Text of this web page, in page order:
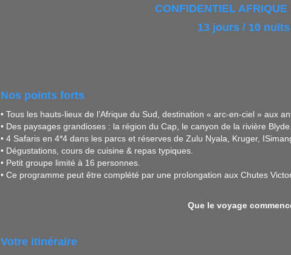
CONFIDENTIEL AFRIQUE
13 jours / 10 nuits
Nos points forts
• Tous les hauts-lieux de l’Afrique du Sud, destination « arc-en-ciel » aux
• Des paysages grandioses : la région du Cap, le canyon de la rivière Blyde.
• 4 Safaris en 4*4 dans les parcs et réserves de Zulu Nyala, Kruger,
• Dégustations, cours de cuisine & repas typiques.
• Petit groupe limité à 16 personnes.
• Ce programme peut être complété par une prolongation aux Chutes
Que le voyage
Votre itinéraire